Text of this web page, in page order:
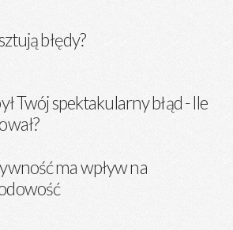
błędy?
Twój spektakularny błąd - Ile
ma wpływ na